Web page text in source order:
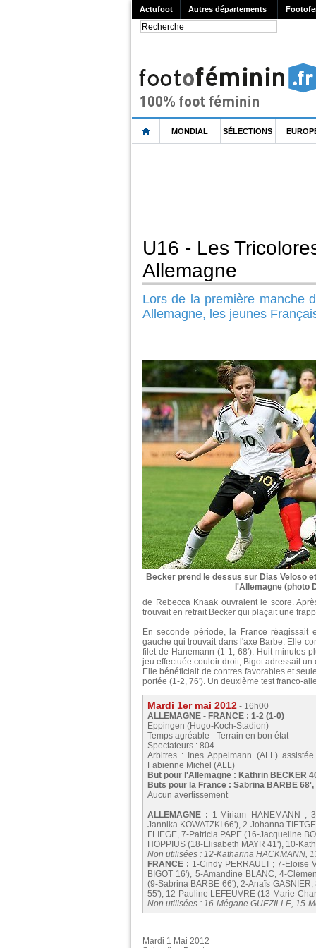
Actufoot Autres départements
MONDIAL SÉLECTIONS
U16 - Les
Allemagne
Lors de la première manche
Allemagne, les jeunes
Becker prend le dessus sur Dias Veloso
l'Allemagne (photo
de Rebecca Knaak ouvraient le score.
trouvait en retrait Becker qui plaçait une
En seconde période, la France réagissait
gauche qui trouvait dans l'axe Barbe. Elle
filet de Hanemann (1-1, 68'). Huit minutes
jeu effectuée couloir droit, Bigot adressait
Elle bénéficiait de contres favorables et
portée (1-2, 76'). Un deuxième test franco-
Mardi 1er mai 2012 - 16h00
ALLEMAGNE - FRANCE : 1-2 (1-0)
Eppingen (Hugo-Koch-Stadion)
Temps agréable - Terrain en bon état
Spectateurs : 804
Arbitres : Ines Appelmann (ALL)
Fabienne Michel (ALL)
But pour l'Allemagne : Kathrin BECKER
Buts pour la France : Sabrina BARBE 68',
Aucun avertissement
ALLEMAGNE : 1-Miriam HANEMANN ;
Jannika KOWATZKI 66'), 2-Johanna
FLIEGE, 7-Patricia PAPE (16-Jacqueline
HOPPIUS (18-Elisabeth MAYR 41'), 10-
Non utilisées : 12-Katharina HACKMANN,
FRANCE : 1-Cindy PERRAULT ; 7-Eloïse
BIGOT 16'), 5-Amandine BLANC, 4-
(9-Sabrina BARBE 66'), 2-Anaïs
55'), 12-Pauline LEFEUVRE (13-Marie-
Non utilisées : 16-Mégane GUEZILLE, 15-
Mardi 1 Mai 2012